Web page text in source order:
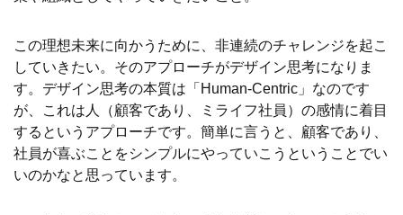
この理想未来に向かうために、非連続のチャレンジを起こ
していきたい。そのアプローチがデザイン思考になりま
す。デザイン思考の本質は「Human-Centric」なのです
が、これは人（顧客であり、ミライフ社員）の感情に着目
するというアプローチです。簡単に言うと、顧客であり、
社員が喜ぶことをシンプルにやっていこうということでい
いのかなと思っています。